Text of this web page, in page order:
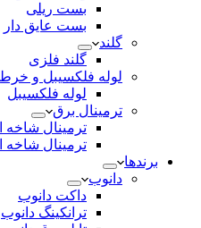
بست ریلی
بست عایق دار
گلند
گلند فلزی
لوله فلکسیبل و
لوله فلکسیبل
ترمینال برق
ترمینال شاخه
ترمینال
برندها
دانوب
داکت دانوب
ترانکینگ دانوب